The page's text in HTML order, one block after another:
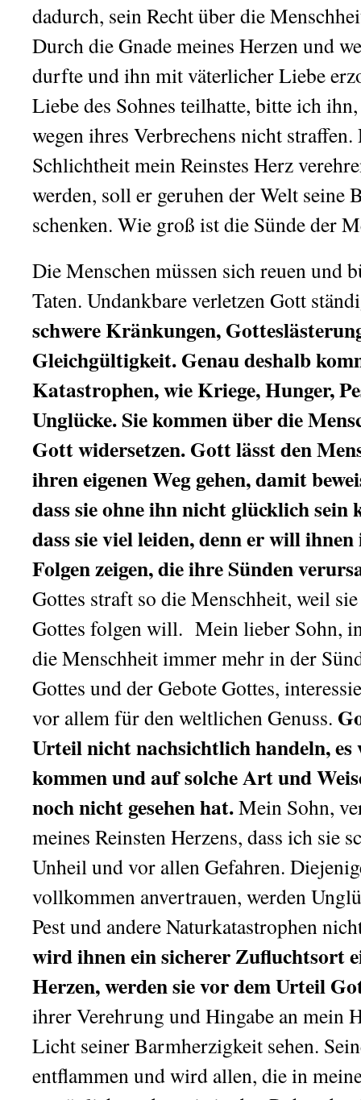
dadurch, sein Recht über die
Durch die Gnade meines Herzen und
durfte und ihn mit väterlicher Liebe
Liebe des Sohnes teilhatte, bitte ich
wegen ihres Verbrechens nicht
Schlichtheit mein Reinstes Herz
werden, soll er geruhen der Welt seine
schenken. Wie groß ist die Sünde der
Die Menschen müssen sich reuen und
Taten. Undankbare verletzen Gott
schwere Kränkungen,
Gleichgültigkeit. Genau deshalb
Katastrophen, wie Kriege, Hunger,
Unglücke. Sie kommen über die
Gott widersetzen. Gott lässt den
ihren eigenen Weg gehen, damit
dass sie ohne ihn nicht glücklich sein
dass sie viel leiden, denn er will
Folgen zeigen, die ihre Sünden
Gottes straft so die Menschheit, weil
Gottes folgen will. Mein lieber Sohn,
die Menschheit immer mehr in der
Gottes und der Gebote Gottes,
vor allem für den weltlichen Genuss.
Urteil nicht nachsichtlich handeln,
kommen und auf solche Art und
noch nicht gesehen hat.Mein Sohn,
meines Reinsten Herzens, dass ich sie
Unheil und vor allen Gefahren.
vollkommen anvertrauen, werden
Pest und andere Naturkatastrophen
wird ihnen ein sicherer Zufluchtsort
Herzen, werden sie vor dem Urteil
ihrer Verehrung und Hingabe an mein
Licht seiner Barmherzigkeit sehen.
entflammen und wird allen, die in